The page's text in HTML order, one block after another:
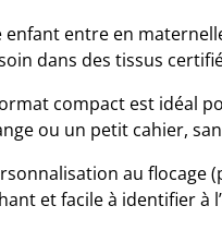
enfant entre en
dans des tissus
compact est idéal
ou un petit cahier,
au flocage
et facile à identifier à